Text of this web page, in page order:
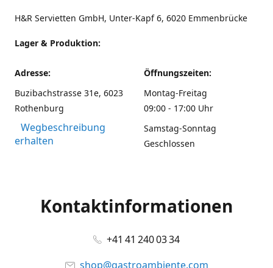
H&R Servietten GmbH, Unter-Kapf 6, 6020 Emmenbrücke
Lager & Produktion:
Adresse:
Buzibachstrasse 31e, 6023
Rothenburg
Wegbeschreibung
erhalten
Öffnungszeiten:
Montag-Freitag
09:00 - 17:00 Uhr
Samstag-Sonntag
Geschlossen
Kontaktinformationen
+41 41 240 03 34
shop@gastroambiente.com